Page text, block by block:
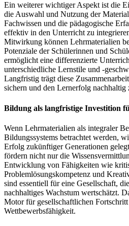
Ein weiterer wichtiger Aspekt ist die
die Auswahl und Nutzung der
Fachwissen und die pädagogische
effektiv in den Unterricht zu
Mitwirkung können Lehrmaterialien
Potenziale der Schülerinnen und
ermöglicht eine differenzierte
unterschiedliche Lernstile und -
Langfristig trägt diese
sichern und den Lernerfolg nachhaltig
Bildung als langfristige Investition
Wenn Lehrmaterialien als integraler
Bildungssystems betrachtet werden,
Erfolg zukünftiger Generationen
fördern nicht nur die
Entwicklung von Fähigkeiten wie
Problemlösungskompetenz und
sind essentiell für eine Gesellschaft,
nachhaltiges Wachstum wertschätzt.
Motor für gesellschaftlichen
Wettbewerbsfähigkeit.